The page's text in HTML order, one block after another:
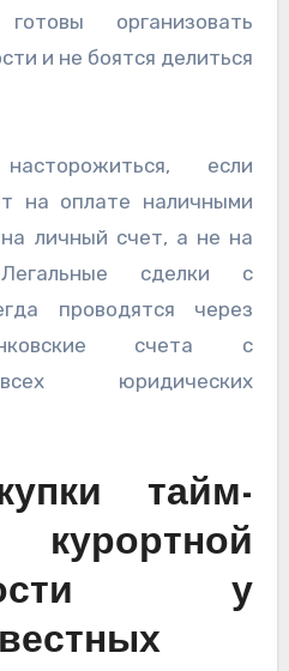
организовать
и не боятся делиться
если
на оплате наличными
личный счет, а не на
сделки с
проводятся через
счета с
юридических
тайм-
у